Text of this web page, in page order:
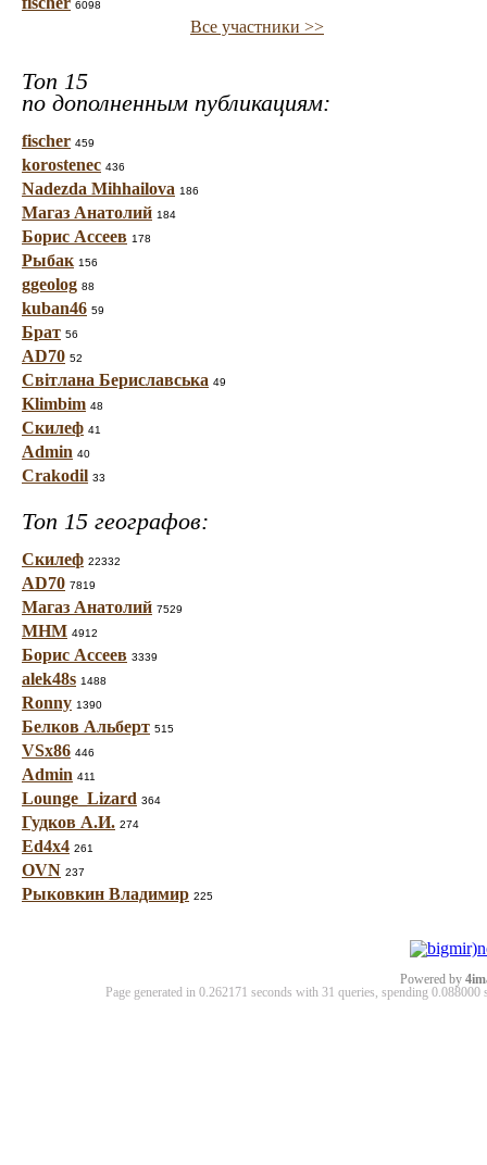
6098
Все участники >>
Топ 15
по дополненным публикациям:
fischer 459
korostenec 436
Nadezda Mihhailova 186
Магаз Анатолий 184
Борис Ассеев 178
Рыбак 156
ggeolog 88
kuban46 59
Брат 56
AD70 52
Світлана Бериславська 49
Klimbim 48
Скилеф 41
Admin 40
Crakodil 33
Топ 15 географов:
Скилеф 22332
AD70 7819
Магаз Анатолий 7529
МНМ 4912
Борис Ассеев 3339
alek48s 1488
Ronny 1390
Белков Альберт 515
VSx86 446
Admin 411
Lounge_Lizard 364
Гудков А.И. 274
Ed4x4 261
OVN 237
Рыковкин Владимир 225
Powered by
Page generated in 0.262171 seconds with 31 queries, spending